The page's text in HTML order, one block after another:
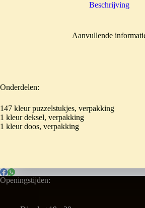
Beschrijving
Aanvullende
Onderdelen:
147 kleur puzzelstukjes, verpakking
1 kleur deksel, verpakking
1 kleur doos, verpakking
Openingstijden: